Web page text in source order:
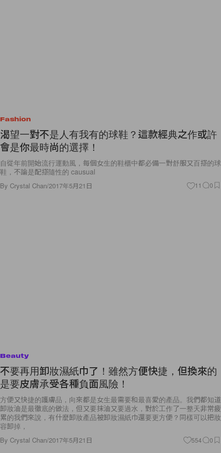
Fashion
渴望一對不是人有我有的球鞋？這款經典之作或許
會是你最時尚的選擇！
自從年前開始流行運動風，每個女生的鞋櫃中都必備一對舒服又百搭的球
鞋，不論是配搭隨性的 causual
By Crystal Chan/2017年5月21日 11 0
Beauty
不要再用卸妝濕紙巾了！雖然方便快捷，但換來的
是要皮膚承受各種負面風險！
方便又快捷的護膚品，向來都是女生最需要和最喜愛的產品。我們都知道
卸妝油是最徹底的做法，但又要抹油又要過水，對於工作了一整天非常疲
累的我們來說，有什麼卸妝產品被卸妝濕紙巾還要更方便？同樣可以把妝
容卸掉，
By Crystal Chan/2017年5月21日 554 0